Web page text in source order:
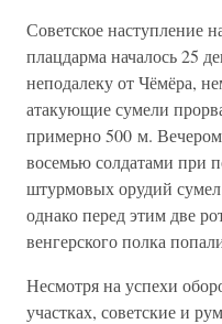
Советское наступление
плацдарма началось 25
неподалеку от Чёмёра,
атакующие сумели
примерно 500 м.
восемью солдатами при
штурмовых орудий
однако перед этим две
венгерского полка
Несмотря на успехи
участках, советские и